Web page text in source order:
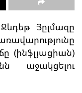
Յըլմազը
(ինֆլյացիան)
աջակցելու